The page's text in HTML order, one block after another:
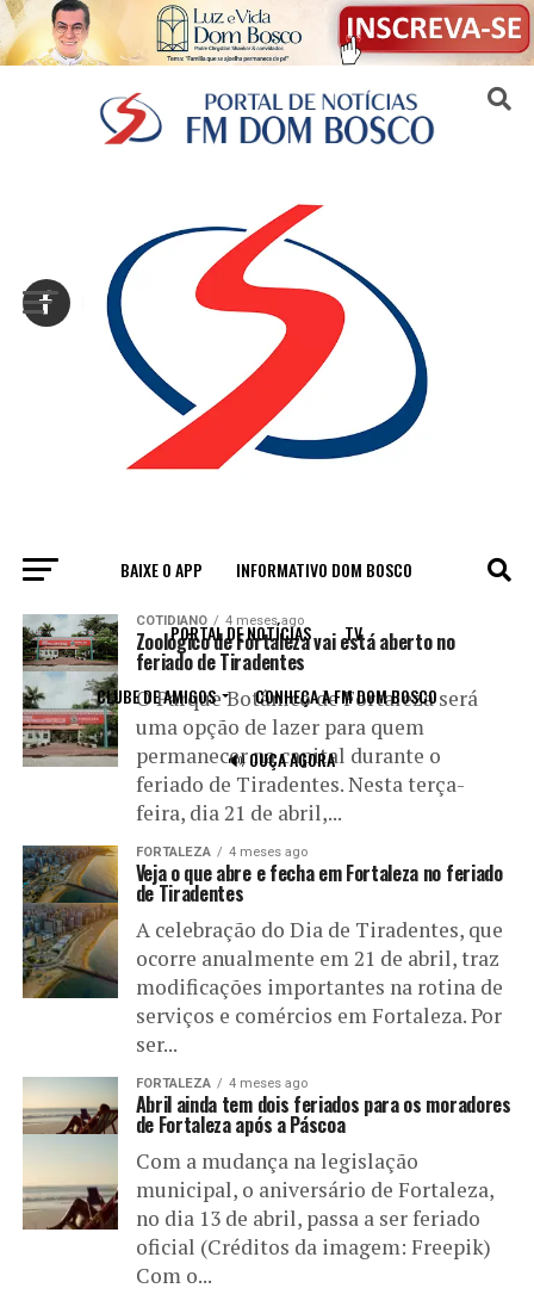
BAIXE O APP INFORMATIVO DOM BOSCO
PORTAL DE NOTÍCIAS TV
CLUBE DE AMIGOS CONHEÇA A FM DOM BOSCO
🔊 OUÇA AGORA
All posts tagged "Tiradentes"
COTIDIANO 4 meses ago
Zoológico de Fortaleza vai está aberto no
feriado de Tiradentes
O Parque Botânico de Fortaleza será
uma opção de lazer para quem
permanecer na capital durante o
feriado de Tiradentes. Nesta terça-
feira, dia 21 de abril,...
FORTALEZA 4 meses ago
Veja o que abre e fecha em Fortaleza no feriado
de Tiradentes
A celebração do Dia de Tiradentes, que
ocorre anualmente em 21 de abril, traz
modificações importantes na rotina de
serviços e comércios em Fortaleza. Por
ser...
FORTALEZA 4 meses ago
Abril ainda tem dois feriados para os moradores
de Fortaleza após a Páscoa
Com a mudança na legislação
municipal, o aniversário de Fortaleza,
no dia 13 de abril, passa a ser feriado
oficial (Créditos da imagem: Freepik)
Com o...
Sair da versão mobile